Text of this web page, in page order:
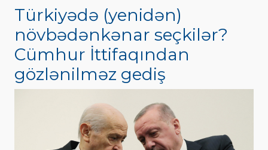
Türkiyədə (yenidən)
növbədənkənar seçkilər?
Cümhur İttifaqından
gözlənilməz gediş